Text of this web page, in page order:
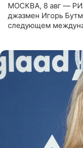
МОСКВА, 8 авг —
джазмен Игорь
следующем